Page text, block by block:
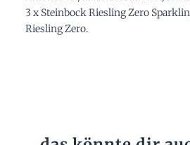
3 x Steinbock Riesling Zero
Riesling Zero.